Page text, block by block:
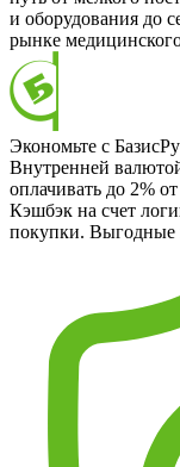
и оборудования до
рынке
Экономьте с
Внутренней
оплачивать до 2%
Кэшбэк на счет
покупки. Выгодные